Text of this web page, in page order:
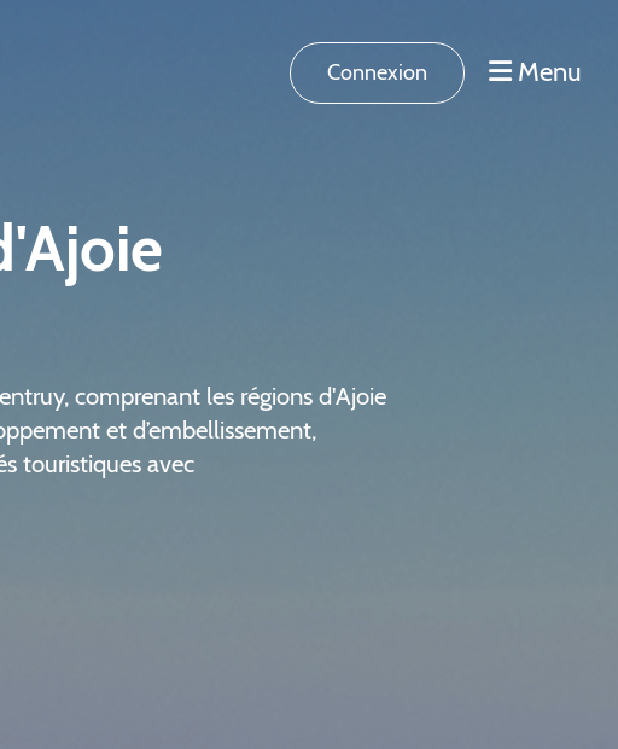
Connexion Menu
comprenant les régions d'Ajoie
et d’embellissement,
touristiques avec